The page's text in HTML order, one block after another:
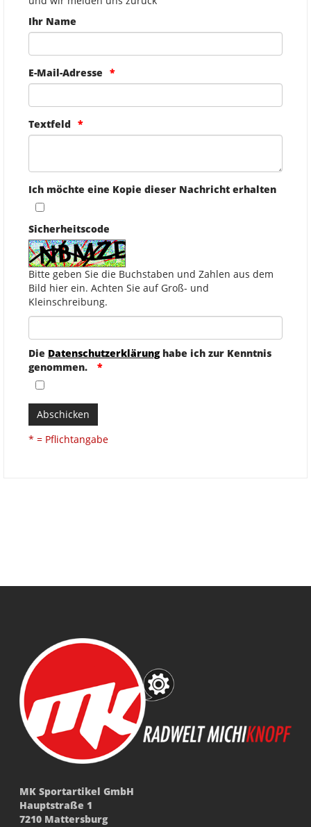
Ihr Name
E-Mail-Adresse
Textfeld
Ich möchte eine Kopie dieser Nachricht erhalten
Sicherheitscode
Bitte geben Sie die Buchstaben und Zahlen aus dem
Bild hier ein. Achten Sie auf Groß- und
Kleinschreibung.
Die Datenschutzerklärunghabe ich zur Kenntnis
genommen.
Abschicken
* = Pflichtangabe
MK Sportartikel GmbH
Hauptstraße 1
7210 Mattersburg